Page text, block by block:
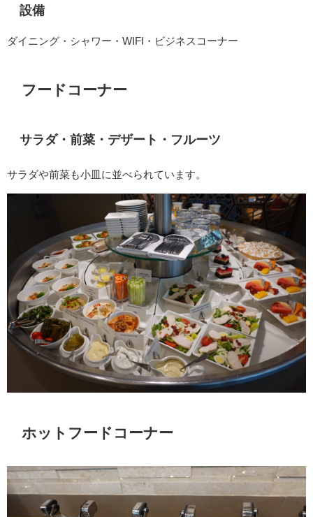
設備
ダイニング・シャワー・WIFI・ビジネスコーナー
フードコーナー
サラダ・前菜・デザート・フルーツ
サラダや前菜も小皿に並べられています。
ホットフードコーナー